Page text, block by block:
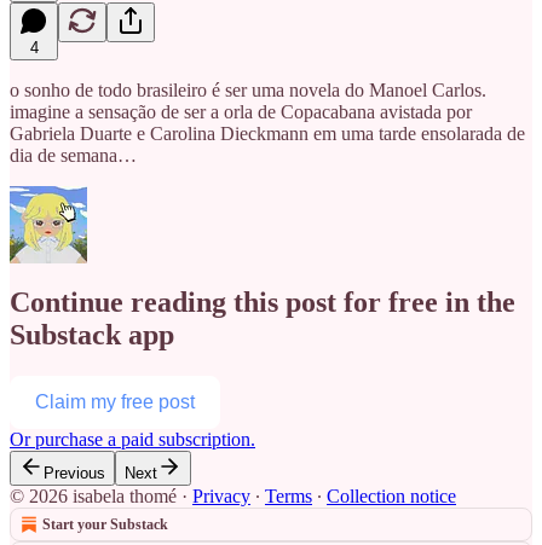
4
o sonho de todo brasileiro é ser uma novela do Manoel Carlos.
imagine a sensação de ser a orla de Copacabana avistada por
Gabriela Duarte e Carolina Dieckmann em uma tarde ensolarada de
dia de semana…
Continue reading this post for free in the
Substack app
Claim my free post
Or purchase a paid subscription.
Previous Next
© 2026 isabela thomé · Privacy ∙ Terms ∙ Collection notice
Start your Substack